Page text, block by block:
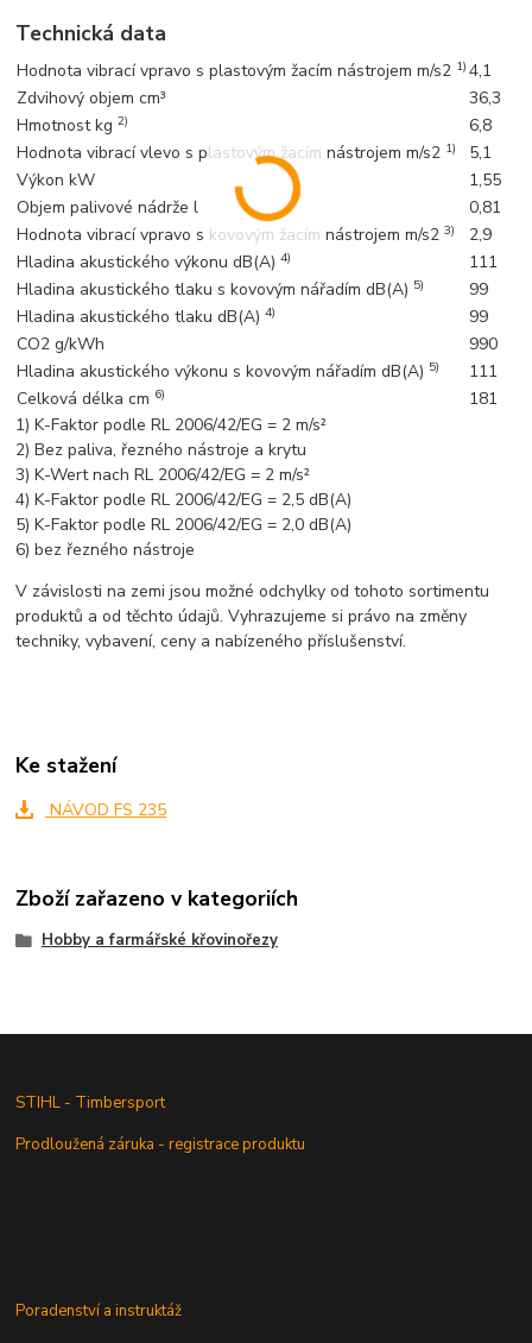
Technická data
Hodnota vibrací vpravo s plastovým žacím nástrojem m/s2 1) 4,1
Zdvihový objem cm³
36,3
Hmotnost kg2)
6,8
Hodnota vibrací vlevo s plastovým žacím nástrojem m/s2 1)
5,1
Výkon kW
1,55
Objem palivové nádrže l
0,81
Hodnota vibrací vpravo s kovovým žacím nástrojem m/s23)
2,9
Hladina akustického výkonu dB(A)4)
111
Hladina akustického tlaku s kovovým nářadím dB(A) 5)
99
Hladina akustického tlaku dB(A)4)
99
CO2 g/kWh
990
Hladina akustického výkonu s kovovým nářadím dB(A) 5)
111
Celková délka cm 6)
181
1) K-Faktor podle RL 2006/42/EG = 2 m/s²
2) Bez paliva, řezného nástroje a krytu
3) K-Wert nach RL 2006/42/EG = 2 m/s²
4) K-Faktor podle RL 2006/42/EG = 2,5 dB(A)
5) K-Faktor podle RL 2006/42/EG = 2,0 dB(A)
6) bez řezného nástroje
V závislosti na zemi jsou možné odchylky od tohoto sortimentu
produktů a od těchto údajů. Vyhrazujeme si právo na změny
techniky, vybavení, ceny a nabízeného příslušenství.
Ke stažení
NÁVOD FS 235
Zboží zařazeno v kategoriích
Hobby a farmářské křovinořezy
STIHL - Timbersport
Prodloužená záruka - registrace produktu
Poradenství a instruktáž